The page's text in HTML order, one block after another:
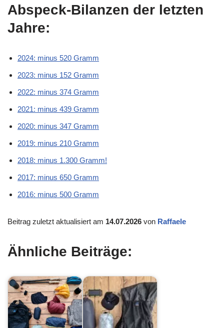
Abspeck-Bilanzen der letzten
Jahre:
2024: minus 520 Gramm
2023: minus 152 Gramm
2022: minus 374 Gramm
2021: minus 439 Gramm
2020: minus 347 Gramm
2019: minus 210 Gramm
2018: minus 1.300 Gramm!
2017: minus 650 Gramm
2016: minus 500 Gramm
Beitrag zuletzt aktualisiert am 14.07.2026 von Raffaele
Ähnliche Beiträge: